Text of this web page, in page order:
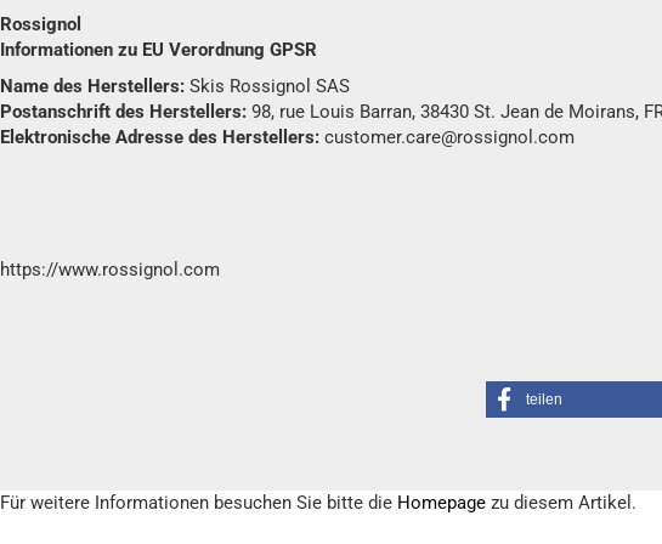
Rossignol
Informationen zu EU Verordnung GPSR
Name des Herstellers: Skis Rossignol SAS
Postanschrift des Herstellers: 98, rue Louis Barran, 38430 St. Jean de Moirans,
Elektronische Adresse des Herstellers: customer.care@rossignol.com
https://www.rossignol.com
teilen
Für weitere Informationen besuchen Sie bitte die Homepage zu diesem Artikel.